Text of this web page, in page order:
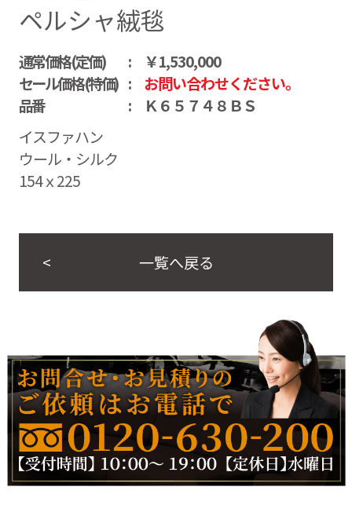
ペルシャ絨毯
通常価格(定価)
￥1,530,000
セール価格(特価)
お問い合わせください。
品番
Ｋ６５７４８ＢＳ
イスファハン
ウール・シルク
154ｘ225
一覧へ戻る